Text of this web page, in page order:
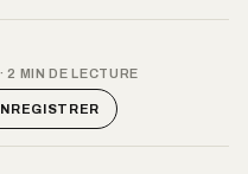
2 MIN DE LECTURE